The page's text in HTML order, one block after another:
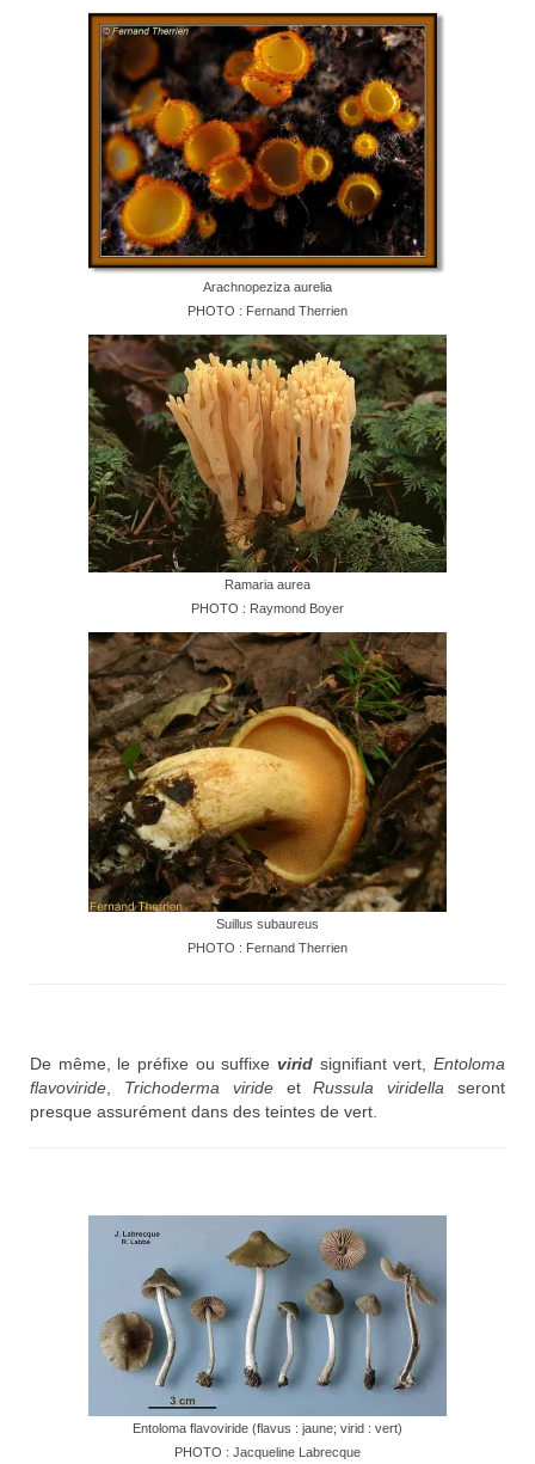
Arachnopeziza aurelia
PHOTO : Fernand Therrien
Ramaria aurea
PHOTO : Raymond Boyer
Suillus subaureus
PHOTO : Fernand Therrien
De même, le préfixe ou suffixe virid signifiant vert, Entoloma
flavoviride
Trichoderma virideetRussula viridella seront
presque assurément dans des teintes de vert.
Entoloma flavoviride (flavus : jaune; virid : vert)
PHOTO : Jacqueline Labrecque